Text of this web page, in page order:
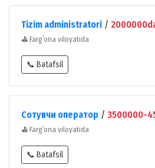
Tizim administratori /
⛳ Fargʻona viloyatida
📞 Batafsil
Сотувчи оператор / 3500000-
⛳ Fargʻona viloyatida
📞 Batafsil